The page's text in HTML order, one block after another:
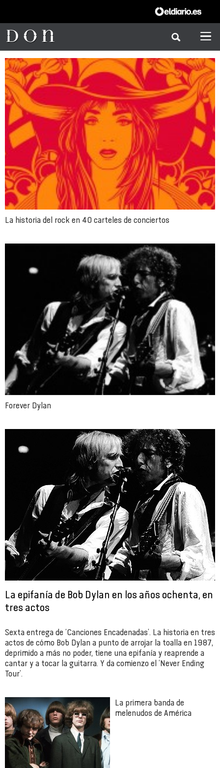
La historia del rock en 40 carteles de conciertos
Forever Dylan
La epifanía de Bob Dylan en los años ochenta, en
tres actos
Sexta entrega de ‘Canciones Encadenadas’. La historia en tres
actos de cómo Bob Dylan a punto de arrojar la toalla en 1987,
deprimido a más no poder, tiene una epifanía y reaprende a
cantar y a tocar la guitarra. Y da comienzo el ‘Never Ending
Tour’.
La primera banda de
melenudos de América